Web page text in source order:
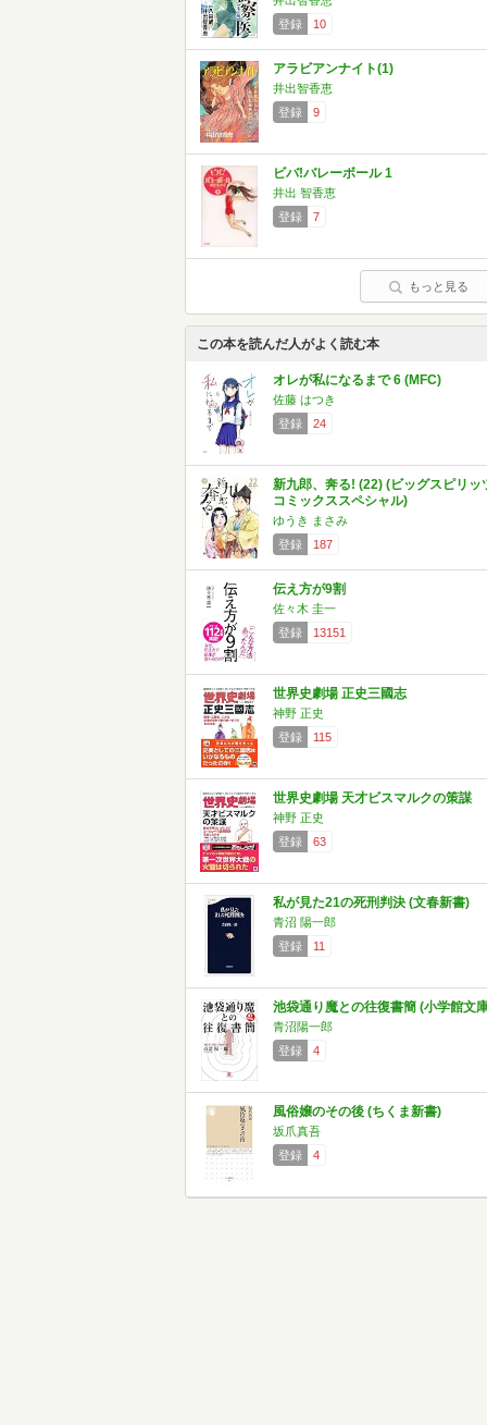
登録
10
アラビアンナイト(1)
井出智香恵
登録
9
ビバ!バレーボール 1
井出 智香恵
登録
7
もっと見る
この本を読んだ人がよく読む本
オレが私になるまで 6 (MFC)
佐藤 はつき
登録
24
新九郎、奔る! (22) (ビッグスピリッ
コミックススペシャル)
ゆうき まさみ
登録
187
伝え方が9割
佐々木 圭一
登録
13151
世界史劇場 正史三國志
神野 正史
登録
115
世界史劇場 天才ビスマルクの策謀
神野 正史
登録
63
私が見た21の死刑判決 (文春新書)
青沼 陽一郎
登録
11
池袋通り魔との往復書簡 (小学館文
青沼陽一郎
登録
4
風俗嬢のその後 (ちくま新書)
坂爪真吾
登録
4